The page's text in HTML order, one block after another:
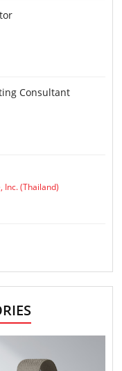
Consultant
Inc. (Thailand)